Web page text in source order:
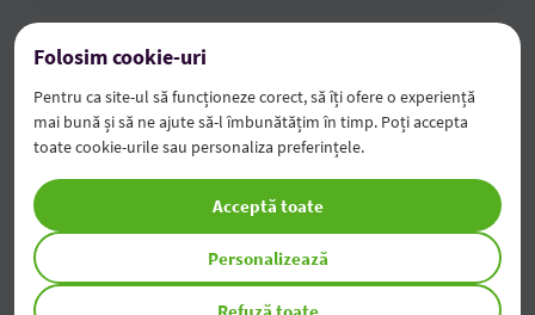
Este necesar să introduci codul PIN al cardului
atunci când plătești cu ceasul?
Există o taxă sau un comision pentru plățile făcute
cu aplicația Garmin Pay?
Cum schimb / modific cardul implicit în Garmin
Folosim cookie-uri
Pentru ca site-ul să funcționeze corect, să îți ofere o experiență
mai bună și să ne ajute să-l îmbunătățim în timp. Poți accepta
toate cookie-urile sau personaliza preferințele.
Refuză toate
Personalizează
Acceptă toate